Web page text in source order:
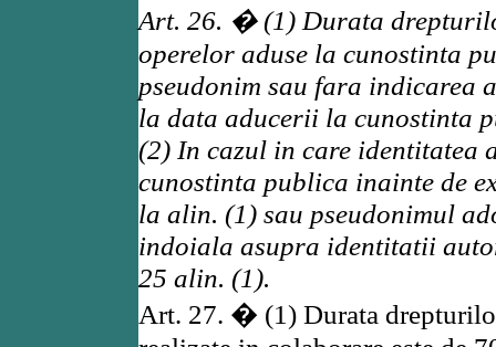
Art. 26. � (1) Durata
operelor aduse la cunostinta
pseudonim sau fara indicarea
la data aducerii la cunostinta
(2) In cazul in care identitatea
cunostinta publica inainte de
la alin. (1) sau pseudonimul
indoiala asupra identitatii
25 alin. (1).
Art. 27. � (1) Durata